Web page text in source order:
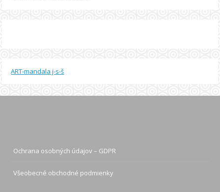
ART-mandala j-s-š
Ochrana osobných údajov – GDPR
Všeobecné obchodné podmienky